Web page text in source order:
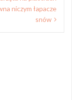
niczym łapacze
snów